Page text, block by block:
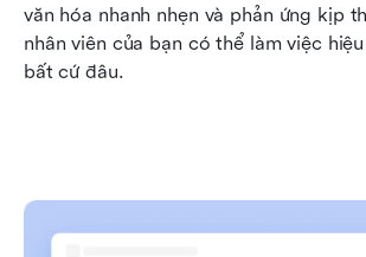
văn hóa nhanh nhẹn và phản ứng kịp
nhân viên của bạn có thể làm việc
bất cứ đâu.